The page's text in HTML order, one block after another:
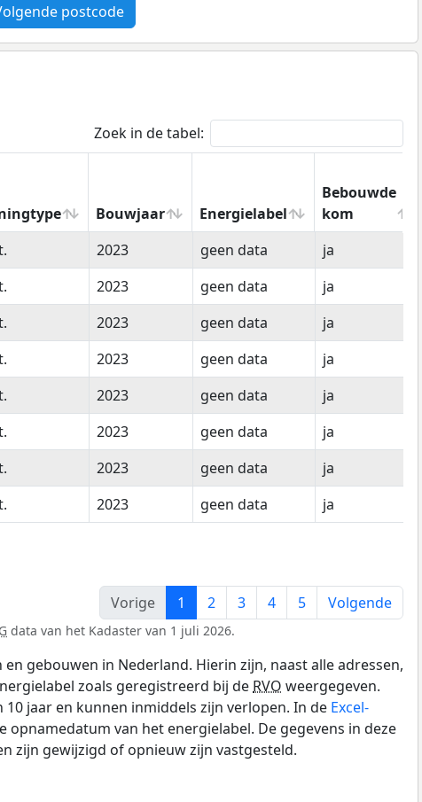
postcode
Zoek in de tabel:
Bouwjaar Energielabel
Bebouwde
kom
Bouwjaar Energielabel
Bebouwde
kom
2023 geen data
ja
2023 geen data
ja
2023 geen data
ja
2023 geen data
ja
2023 geen data
ja
2023 geen data
ja
2023 geen data
ja
2023 geen data ja
Vorige
1 2 3 4 5 Volgende
data van het Kadaster van 1 juli 2026.
gebouwen in Nederland. Hierin zijn, naast alle adressen,
zoals geregistreerd bij de RVO weergegeven.
jaar en kunnen inmiddels zijn verlopen. In de Excel-
van het energielabel. De gegevens in deze
zijn gewijzigd of opnieuw zijn vastgesteld.